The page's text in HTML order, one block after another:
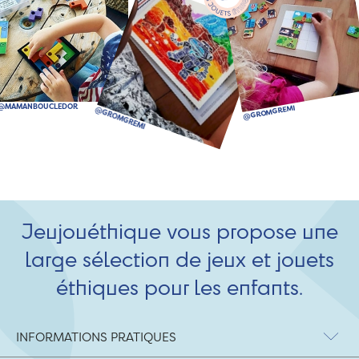
Jeujouéthique vous propose une
large sélection de jeux et jouets
éthiques pour les enfants.
INFORMATIONS PRATIQUES